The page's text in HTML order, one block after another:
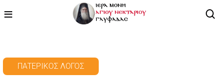
ΠΡΟΓΡΑΜΜΑ
ΠΑΤΕΡΙΚΌΣ ΛΌΓΟΣ